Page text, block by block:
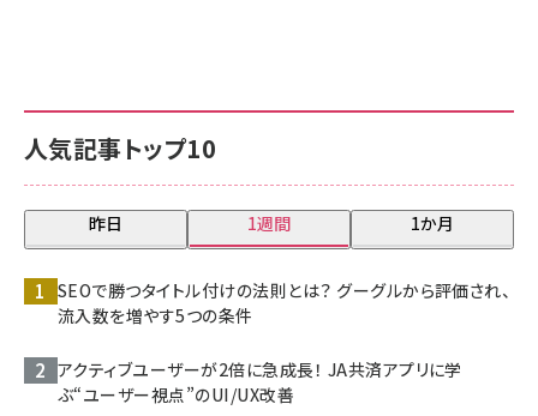
人気記事トップ10
昨日 1週間 1か月
SEOで勝つタイトル付けの法則とは？ グーグルから評価され、
流入数を増やす5つの条件
アクティブユーザーが2倍に急成長！ JA共済アプリに学
ぶ“ユーザー視点”のUI/UX改善